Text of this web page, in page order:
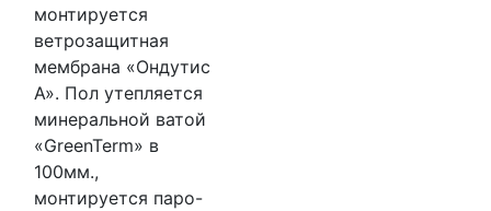
монтируется
ветрозащитная
мембрана «Ондутис
А». Пол утепляется
минеральной ватой
«GreenTerm» в
100мм.,
монтируется паро-